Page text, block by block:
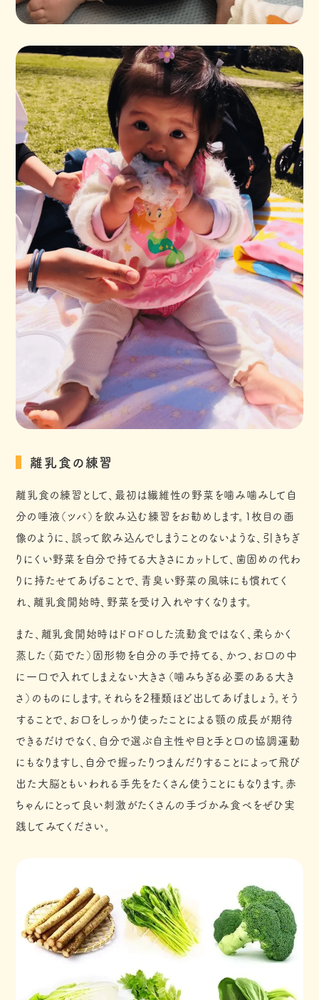
離乳食の練習
離乳食の練習として、最初は繊維性の野菜を噛み噛みして自
分の唾液（ツバ）を飲み込む練習をお勧めします。1枚目の画
像のように、誤って飲み込んでしまうことのないような、引きちぎ
りにくい野菜を自分で持てる大きさにカットして、歯固めの代わ
りに持たせてあげることで、青臭い野菜の風味にも慣れてく
れ、離乳食開始時、野菜を受け入れやすくなります。
また、離乳食開始時はドロドロした流動食ではなく、柔らかく
蒸した（茹でた）固形物を自分の手で持てる、かつ、お口の中
に一口で入れてしまえない大きさ（噛みちぎる必要のある大き
さ）のものにします。それらを2種類ほど出してあげましょう。そう
することで、お口をしっかり使ったことによる顎の成長が期待
できるだけでなく、自分で選ぶ自主性や目と手と口の協調運動
にもなりますし、自分で握ったりつまんだりすることによって飛び
出た大脳ともいわれる手先をたくさん使うことにもなります。赤
ちゃんにとって良い刺激がたくさんの手づかみ食べをぜひ実
践してみてください。